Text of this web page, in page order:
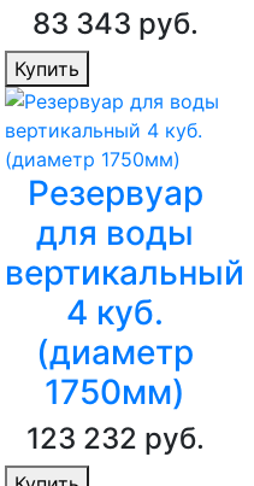
83 343 руб.
Купить
Резервуар
для воды
вертикальный
4 куб.
(диаметр
1750мм)
123 232 руб.